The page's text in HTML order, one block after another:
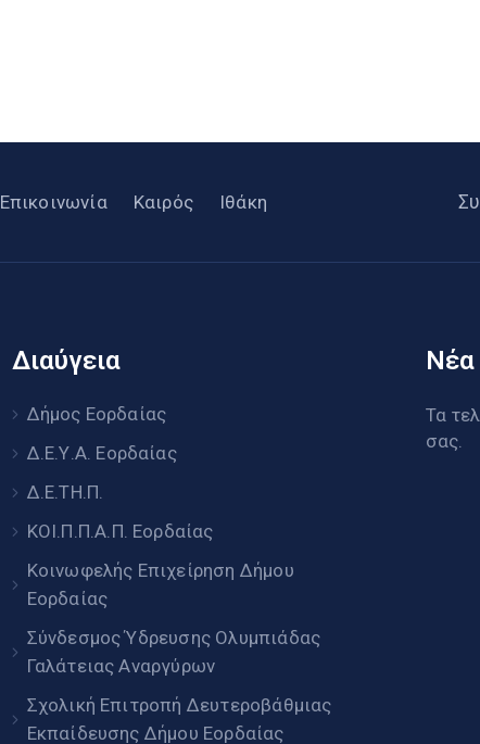
Επικοινωνία Καιρός Ιθάκη
Διαύγεια
Δήμος Εορδαίας
Δ.Ε.Υ.Α. Εορδαίας
Δ.Ε.ΤΗ.Π.
ΚΟΙ.Π.Π.Α.Π. Εορδαίας
Κοινωφελής Επιχείρηση Δήμου
Εορδαίας
Σύνδεσμος Ύδρευσης Ολυμπιάδας
Γαλάτειας Αναργύρων
Σχολική Επιτροπή Δευτεροβάθμιας
Εκπαίδευσης Δήμου Εορδαίας
Νέα
Τα
σας.